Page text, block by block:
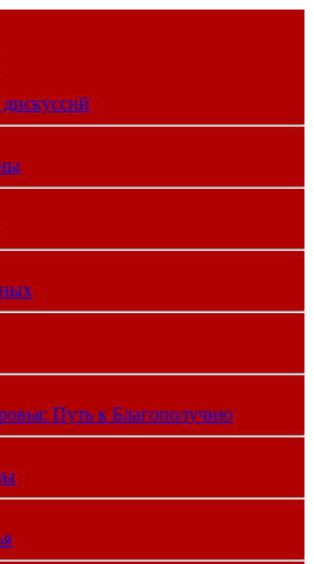
Путь к Благополучию